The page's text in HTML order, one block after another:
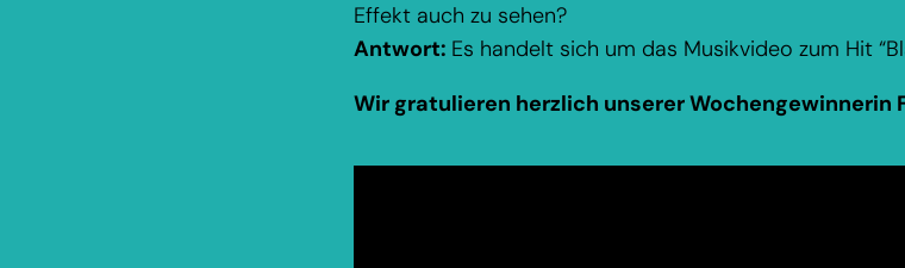
Effekt auch zu sehen?
Antwort: Es handelt sich um das Musikvideo zum Hit
Wir gratulieren herzlich unserer Wochengewinnerin